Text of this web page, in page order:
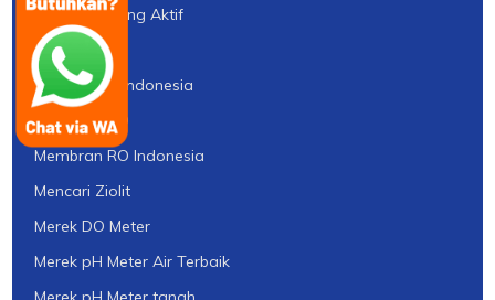
Manfaat Arang Aktif
Media Filter
Media Filter Indonesia
Membran RO
Membran RO Indonesia
Mencari Ziolit
Merek DO Meter
Merek pH Meter Air Terbaik